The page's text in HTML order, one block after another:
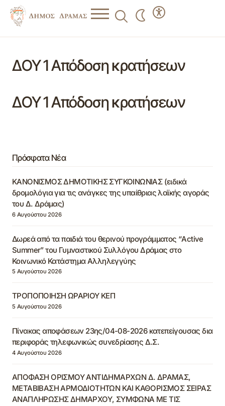
ΔΟΥ 1 Απόδοση κρατήσεων
ΔΟΥ 1 Απόδοση κρατήσεων
Πρόσφατα Νέα
ΚΑΝΟΝΙΣΜΟΣ ΔΗΜΟΤΙΚΗΣ ΣΥΓΚΟΙΝΩΝΙΑΣ (ειδικά
δρομολόγια για τις ανάγκες της υπαίθριας λαϊκής αγοράς
του Δ. Δράμας)
6 Αυγούστου 2026
Δωρεά από τα παιδιά του θερινού προγράμματος “Active
Summer” του Γυμναστικού Συλλόγου Δράμας στο
Κοινωνικό Κατάστημα Αλληλεγγύης
5 Αυγούστου 2026
ΤΡΟΠΟΠΟΙΗΣΗ ΩΡΑΡΙΟΥ ΚΕΠ
5 Αυγούστου 2026
Πίνακας αποφάσεων 23ης/04-08-2026 κατεπείγουσας δια
περιφοράς τηλεφωνικώς συνεδρίασης Δ.Σ.
4 Αυγούστου 2026
ΑΠΟΦΑΣΗ ΟΡΙΣΜΟΥ ΑΝΤΙΔΗΜΑΡΧΩΝ Δ. ΔΡΑΜΑΣ,
ΜΕΤΑΒΙΒΑΣΗ ΑΡΜΟΔΙΟΤΗΤΩΝ ΚΑΙ ΚΑΘΟΡΙΣΜΟΣ ΣΕΙΡΑΣ
ΑΝΑΠΛΗΡΩΣΗΣ ΔΗΜΑΡΧΟΥ, ΣΥΜΦΩΝΑ ΜΕ ΤΙΣ